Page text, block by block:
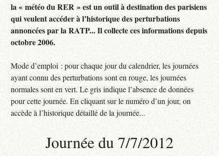
la « météo du RER » est un outil à destination des parisiens
qui veulent accéder à l’historique des perturbations
annoncées par la RATP... Il collecte ces informations depuis
octobre 2006.
Mode d’emploi : pour chaque jour du calendrier, les journées
ayant connu des perturbations sont en rouge, les journées
normales sont en vert. Le gris indique l’absence de données
pour cette journée. En cliquant sur le numéro d’un jour, on
accède à l’historique détaillé de la journée...
Journée du 7/7/2012